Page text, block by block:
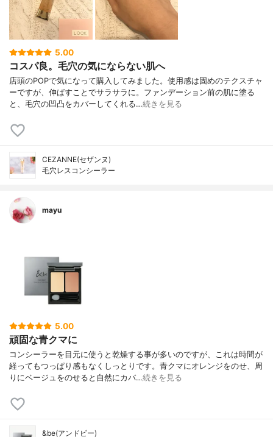
5.00
コスパ良。毛穴の気にならない肌へ
店頭のPOPで気になって購入してみました。使用感は固めのテクスチャ
ーですが、伸ばすことでサラサラに。ファンデーション前の肌に塗る
と、毛穴の凹凸をカバーしてくれる…続きを見る
CEZANNE(セザンヌ)
毛穴レスコンシーラー
mayu
5.00
頑固な青クマに
コンシーラーを目元に使うと乾燥する事が多いのですが、これは時間が
経ってもつっぱり感もなくしっとりです。青クマにオレンジをのせ、周
りにベージュをのせると自然にカバ…続きを見る
&be(アンドビー)